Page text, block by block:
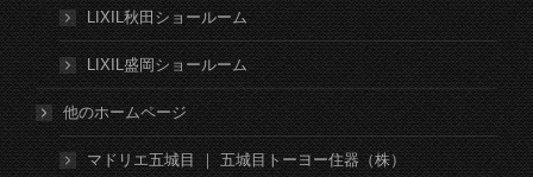
LIXIL秋田ショールーム
LIXIL盛岡ショールーム
他のホームページ
マドリエ五城目 ｜ 五城目トーヨー住器（株）